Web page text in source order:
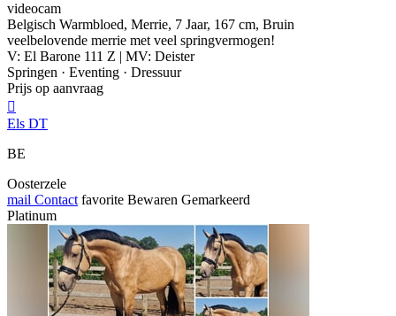
videocam
Belgisch Warmbloed, Merrie, 7 Jaar, 167 cm, Bruin
veelbelovende merrie met veel springvermogen!
V: El Barone 111 Z | MV: Deister
Springen · Eventing · Dressuur
Prijs op aanvraag

Els DT
BE
Oosterzele
mail Contact favorite Bewaren Gemarkeerd
Platinum